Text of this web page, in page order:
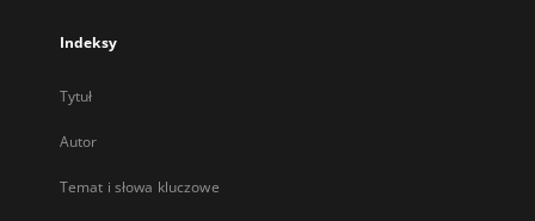
Indeksy
Tytuł
Autor
Temat i słowa kluczowe